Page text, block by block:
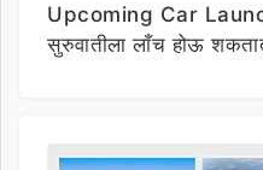
Upcoming Car Launch
सुरुवातीला लाँच होऊ